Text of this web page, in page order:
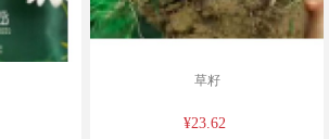
草籽
¥23.62